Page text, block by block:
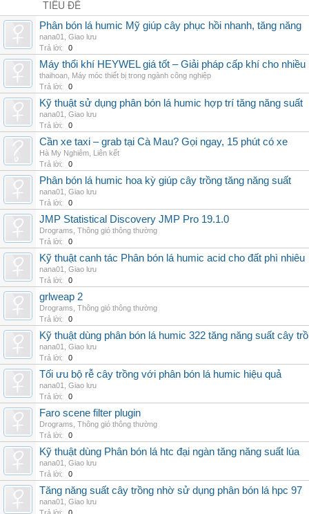
TIÊU ĐỀ
Phân bón lá humic Mỹ giúp cây phục hồi nhanh, tăng năng
nana01
Giao lưu
Trả lời:
0
Máy thổi khí HEYWEL giá tốt – Giải pháp cấp khí cho
thaihoan Máy móc thiết bị trong ngành công nghiệp
Trả lời:
0
Kỹ thuật sử dụng phân bón lá humic hợp trí tăng năng suất
nana01
Giao lưu
Trả lời:
0
Cần xe taxi – grab tại Cà Mau? Gọi ngay, 15 phút có xe
Hà My Nghiêm Liên kết
Trả lời:
0
Phân bón lá humic hoa kỳ giúp cây trồng tăng năng suất
nana01
Giao lưu
Trả lời:
0
JMP Statistical Discovery JMP Pro 19.1.0
Drograms Thông gió thông thường
Trả lời:
0
Kỹ thuật canh tác Phân bón lá humic acid cho đất phì nhiêu
nana01
Giao lưu
Trả lời:
0
grlweap 2
Drograms Thông gió thông thường
Trả lời:
0
Kỹ thuật dùng phân bón lá humic 322 tăng năng suất cây
nana01
Giao lưu
Trả lời:
0
Tối ưu bộ rễ cây trồng với phân bón lá humic hiệu quả
nana01
Giao lưu
Trả lời:
0
Faro scene filter plugin
Drograms Thông gió thông thường
Trả lời:
0
Kỹ thuật dùng Phân bón lá htc đại ngàn tăng năng suất lúa
nana01
Giao lưu
Trả lời:
0
Tăng năng suất cây trồng nhờ sử dụng phân bón lá hpc 97
nana01
Giao lưu